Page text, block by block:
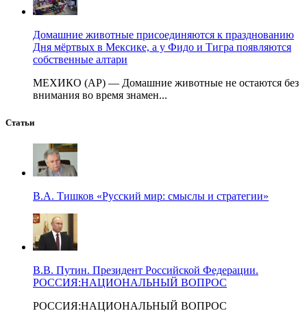
Домашние животные присоединяются к празднованию
Дня мёртвых в Мексике, а у Фидо и Тигра появляются
собственные алтари
МЕХИКО (AP) — Домашние животные не остаются без
внимания во время знамен...
Статьи
В.А. Тишков «Русский мир: смыслы и стратегии»
В.В. Путин. Президент Российской Федерации.
РОССИЯ:НАЦИОНАЛЬНЫЙ ВОПРОС
РОССИЯ:НАЦИОНАЛЬНЫЙ ВОПРОС